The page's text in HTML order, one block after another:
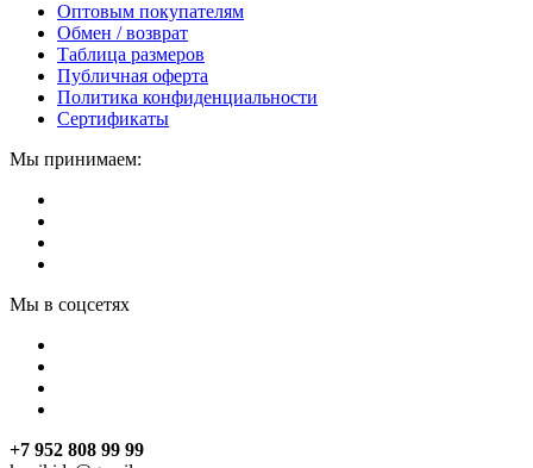
Оптовым покупателям
Обмен / возврат
Таблица размеров
Публичная оферта
Политика конфиденциальности
Сертификаты
Мы принимаем:
Мы в соцсетях
+7 952 808 99 99